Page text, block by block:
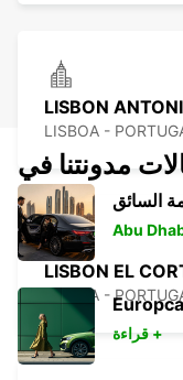
LISBON
LISBOA -
LISBON EL
LISBOA -
مدونتنا في
السائق
Abu
قراءة +